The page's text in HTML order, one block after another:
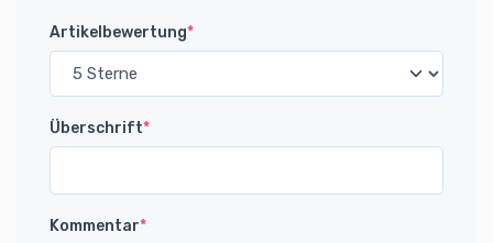
Artikelbewertung*
Überschrift*
Kommentar*